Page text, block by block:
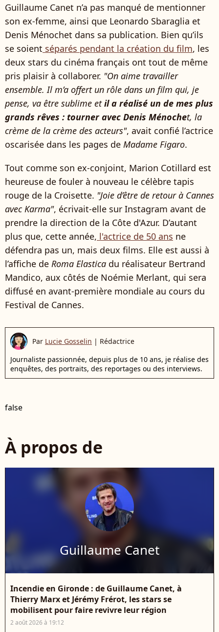
Guillaume Canet n’a pas manqué de mentionner
son ex-femme, ainsi que Leonardo Sbaraglia et
Denis Ménochet dans sa publication. Bien qu’ils
se soient séparés pendant la création du film, les
deux stars du cinéma français ont tout de même
pris plaisir à collaborer. "On aime travailler
ensemble. Il m’a offert un rôle dans un film qui, je
pense, va être sublime etil a réalisé un de mes plus
grands rêves : tourner avec Denis Ménochet, la
crème de la crème des acteurs", avait confié l’actrice
oscarisée dans les pages de Madame Figaro.
Tout comme son ex-conjoint, Marion Cotillard est
heureuse de fouler à nouveau le célèbre tapis
rouge de la Croisette. "Joie d’être de retour à Cannes
avec Karma", écrivait-elle sur Instagram avant de
prendre la direction de la Côte d'Azur. D’autant
plus que, cette année, l'actrice de 50 ans ne
défendra pas un, mais deux films. Elle est aussi à
l’affiche de Roma Elastica du réalisateur Bertrand
Mandico, aux côtés de Noémie Merlant, qui sera
diffusé en avant-première mondiale au cours du
Festival de Cannes.
Par Lucie Gosselin | Rédactrice
Journaliste passionnée, depuis plus de 10 ans, je réalise des
enquêtes, des portraits, des reportages ou des interviews.
false
À propos de
Guillaume Canet
Incendie en Gironde : de Guillaume Canet, à
Thierry Marx et Jérémy Frérot, les stars se
mobilisent pour faire revivre leur région
2 août 2026 à 19:12